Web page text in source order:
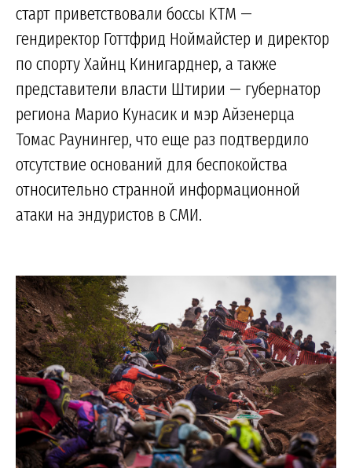
старт приветствовали боссы KTM —
гендиректор Готтфрид Ноймайстер и директор
по спорту Хайнц Кинигарднер, а также
представители власти Штирии — губернатор
региона Марио Кунасик и мэр Айзенерца
Томас Раунингер, что еще раз подтвердило
отсутствие оснований для беспокойства
относительно странной информационной
атаки на эндуристов в СМИ.